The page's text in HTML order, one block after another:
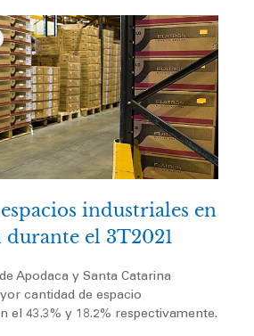
industriales en
el 3T2021
Apodaca y Santa Catarina
cantidad de espacio
el 43.3% y 18.2% respectivamente.